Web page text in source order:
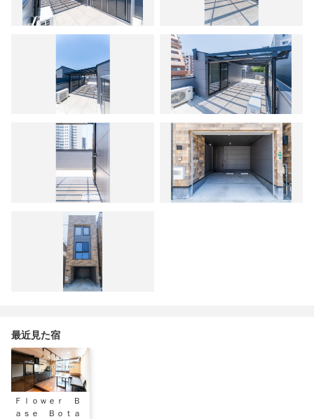
最近見た宿
Ｆｌｏｗｅｒ Ｂ
ａｓｅ Ｂｏｔａ